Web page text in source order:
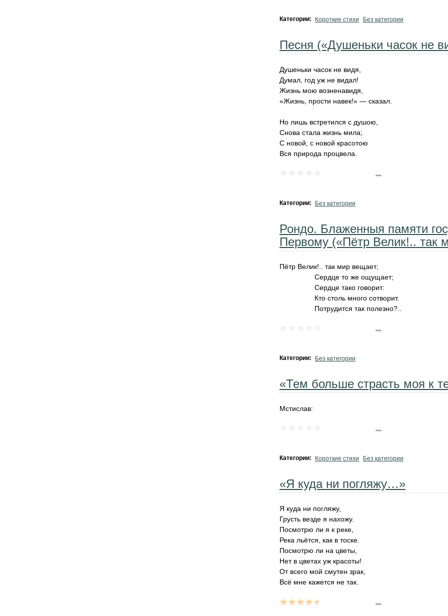
Категории: Короткие стихи Без категории
Песня («Душеньки часок не
Душеньки часок не видя,
Думал, год уж не видал!
Жизнь мою возненавидя,
«Жизнь, прости навек!» — сказал.
Но лишь встретился с душою,
Снова стала жизнь мила;
С новой, с новой красотою
Вся природа процвела.
Категории: Без категории
Рондо. Блаженныя памяти
Первому («Пётр Велик!.. так
Пётр Велик!.. так мир вещает;
Сердце то же ощущает;
Сердце тако говорит:
Кто столь много сотворит.
Потрудится так полезно?..
Категории: Без категории
«Тем больше страсть моя к
Мстислав:
Категории: Короткие стихи Без категории
«Я куда ни погляжу…»
Я куда ни погляжу,
Грусть везде я нахожу.
Посмотрю ли я к реке,
Река льётся, как в тоске.
Посмотрю ли на цветы,
Нет в цветах уж красоты!
От всего мой смутен зрак,
Всё мне кажется не так.